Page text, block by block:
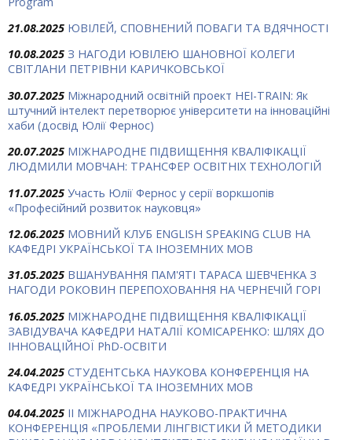
21.08.2025 ЮВІЛЕЙ, СПОВНЕНИЙ ПОВАГИ ТА ВДЯЧНОСТІ
10.08.2025 З НАГОДИ ЮВІЛЕЮ ШАНОВНОЇ КОЛЕГИ
СВІТЛАНИ ПЕТРІВНИ КАРИЧКОВСЬКОЇ
30.07.2025 Міжнародний освітній проект HEI-TRAIN: Як
штучний інтелект перетворює університети на інноваційні
хаби (досвід Юлії Фернос)
20.07.2025 МІЖНАРОДНЕ ПІДВИЩЕННЯ КВАЛІФІКАЦІЇ
ЛЮДМИЛИ МОВЧАН: ТРАНСФЕР ОСВІТНІХ ТЕХНОЛОГІЙ
11.07.2025 Участь Юлії Фернос у серії воркшопів
«Професійний розвиток науковця»
12.06.2025 МОВНИЙ КЛУБ ENGLISH SPEAKING CLUB НА
КАФЕДРІ УКРАЇНСЬКОЇ ТА ІНОЗЕМНИХ МОВ
31.05.2025 ВШАНУВАННЯ ПАМ'ЯТІ ТАРАСА ШЕВЧЕНКА З
НАГОДИ РОКОВИН ПЕРЕПОХОВАННЯ НА ЧЕРНЕЧІЙ ГОРІ
16.05.2025 МІЖНАРОДНЕ ПІДВИЩЕННЯ КВАЛІФІКАЦІЇ
ЗАВІДУВАЧА КАФЕДРИ НАТАЛІЇ КОМІСАРЕНКО: ШЛЯХ ДО
ІННОВАЦІЙНОЇ PhD-ОСВІТИ
24.04.2025 СТУДЕНТСЬКА НАУКОВА КОНФЕРЕНЦІЯ НА
КАФЕДРІ УКРАЇНСЬКОЇ ТА ІНОЗЕМНИХ МОВ
04.04.2025 ІІ МІЖНАРОДНА НАУКОВО-ПРАКТИЧНА
КОНФЕРЕНЦІЯ «ПРОБЛЕМИ ЛІНГВІСТИКИ Й МЕТОДИКИ